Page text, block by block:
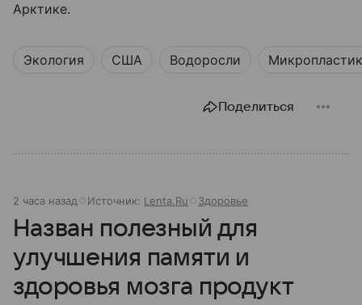
Арктике.
Экология США Водоросли Микропластик
Поделиться
2 часа назад Источник: Lenta.Ru Здоровье
Назван полезный для
улучшения памяти и
здоровья мозга продукт